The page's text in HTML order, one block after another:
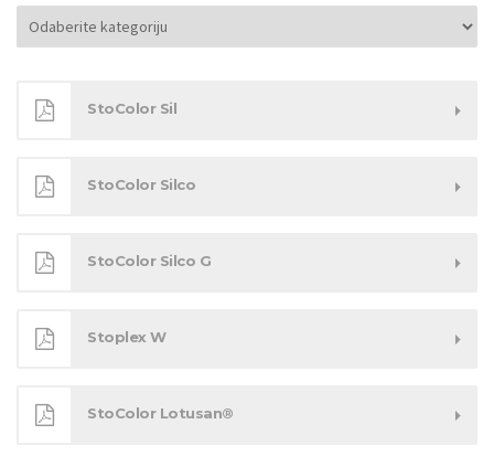
StoColor Sil
StoColor Silco
StoColor Silco G
Stoplex W
StoColor Lotusan®